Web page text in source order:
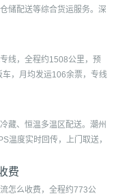
储配送等综合货运服务。深
线，全程约1508公里，预
，月均发运106余票，专线
藏、恒温多温区配送。潮州
温度实时回传，上门取送，
费
怎么收费，全程约773公